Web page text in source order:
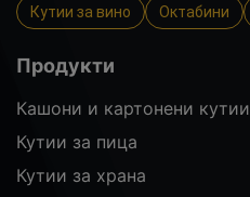
Кутии за вино
Октабини
Продукти
Кашони и картонени кутии
Кутии за пица
Кутии за храна